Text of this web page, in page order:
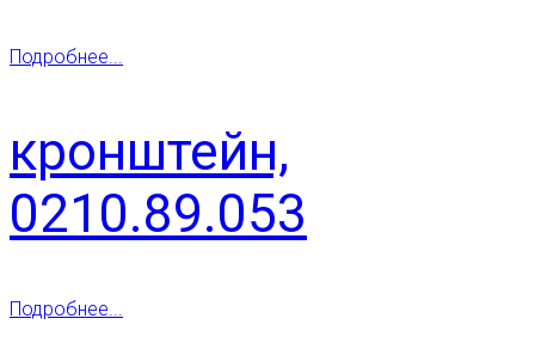
Подробнее...
кронштейн,
0210.89.053
Подробнее...